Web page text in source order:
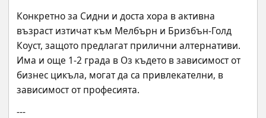
Конкретно за Сидни и доста хора в активна
възраст изтичат към Мелбърн и Бризбън-Голд
Коуст, защото предлагат прилични алтернативи.
Има и още 1-2 града в Оз където в зависимост от
бизнес цикъла, могат да са привлекателни, в
зависимост от професията.
---